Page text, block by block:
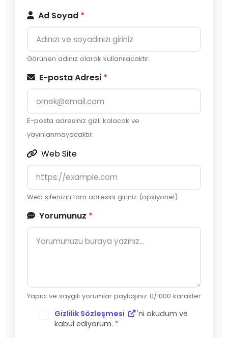
Ad Soyad *
Görünen adınız olarak kullanılacaktır.
E-posta Adresi *
E-posta adresiniz gizli kalacak ve
yayınlanmayacaktır.
Web Site
Web sitenizin tam adresini giriniz (opsiyonel)
Yorumunuz *
Yapıcı ve saygılı yorumlar paylaşınız.0/1000 karakter
Gizlilik Sözleşmesi
'ni okudum ve
kabul ediyorum. *